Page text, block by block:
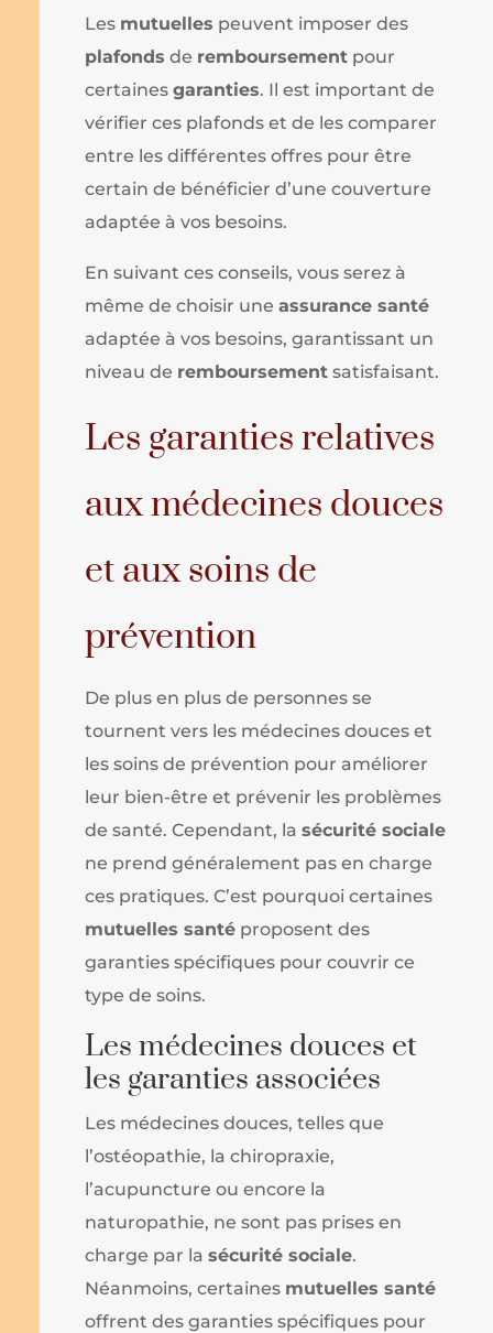
Les mutuelles peuvent imposer des
plafonds de remboursement pour
certainesgaranties. Il est important de
vérifier ces plafonds et de les comparer
entre les différentes offres pour être
certain de bénéficier d’une couverture
adaptée à vos besoins.
En suivant ces conseils, vous serez à
même de choisir uneassurance santé
adaptée à vos besoins, garantissant un
niveau de remboursement satisfaisant.
Les garanties relatives
aux médecines douces
et aux soins de
prévention
De plus en plus de personnes se
tournent vers les médecines douces et
les soins de prévention pour améliorer
leur bien-être et prévenir les problèmes
de santé. Cependant, lasécurité sociale
ne prend généralement pas en charge
ces pratiques. C’est pourquoi certaines
mutuelles santé proposent des
garanties spécifiques pour couvrir ce
type de soins.
Les médecines douces et
les garanties associées
Les médecines douces, telles que
l’ostéopathie, la chiropraxie,
l’acupuncture ou encore la
naturopathie, ne sont pas prises en
charge par lasécurité sociale.
Néanmoins, certaines mutuelles santé
offrent des garanties spécifiques pour